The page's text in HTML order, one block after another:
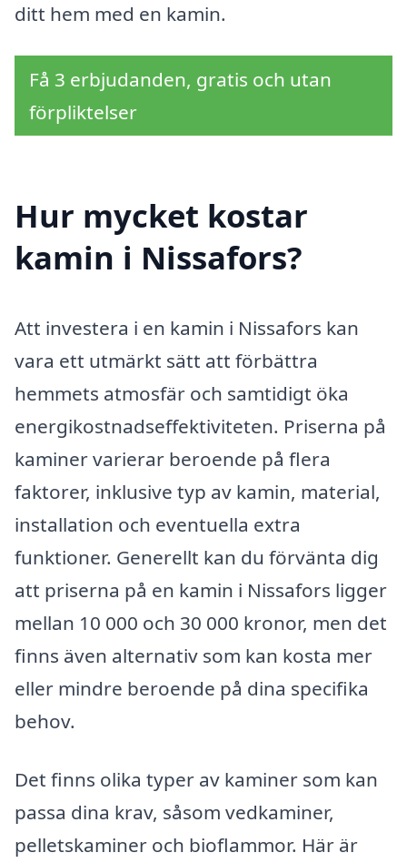
ditt hem med en kamin.
Få 3 erbjudanden, gratis och utan
förpliktelser
Hur mycket kostar
kamin i Nissafors?
Att investera i en kamin i Nissafors kan
vara ett utmärkt sätt att förbättra
hemmets atmosfär och samtidigt öka
energikostnadseffektiviteten. Priserna på
kaminer varierar beroende på flera
faktorer, inklusive typ av kamin, material,
installation och eventuella extra
funktioner. Generellt kan du förvänta dig
att priserna på en kamin i Nissafors ligger
mellan 10 000 och 30 000 kronor, men det
finns även alternativ som kan kosta mer
eller mindre beroende på dina specifika
behov.
Det finns olika typer av kaminer som kan
passa dina krav, såsom vedkaminer,
pelletskaminer och bioflammor. Här är